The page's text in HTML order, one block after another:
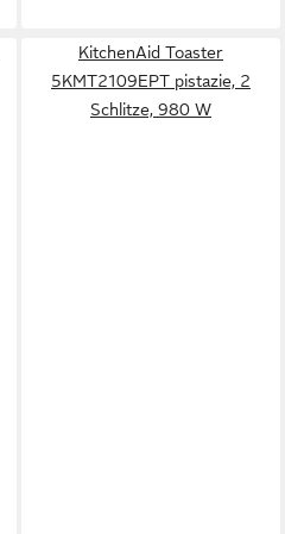
KitchenAid Toaster
5KMT2109EPT pistazie, 2
Schlitze, 980 W